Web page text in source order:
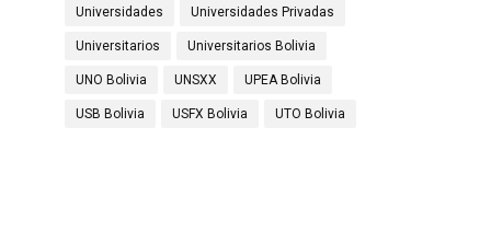
Universidades Universidades Privadas
Universitarios Universitarios Bolivia
UNO Bolivia UNSXX UPEA Bolivia
USB Bolivia USFX Bolivia UTO Bolivia